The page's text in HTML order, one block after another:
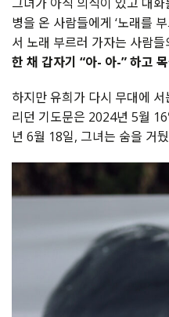
병을 온 사람들에게 ‘노래를
서 노래 부르러 가자는 사람들
한 채 갑자기 “아- 아-” 하고
하지만 유희가 다시 무대에
리던 기도문은 2024년 5월
년 6월 18일, 그녀는 숨을 거